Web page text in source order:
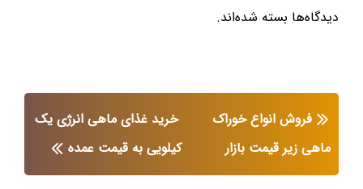
دیدگاه‌ها بسته شده‌اند.
فروش انواع خوراک
ماهی زیر قیمت بازار
خرید غذای ماهی انرژی یک
کیلویی به قیمت عمده